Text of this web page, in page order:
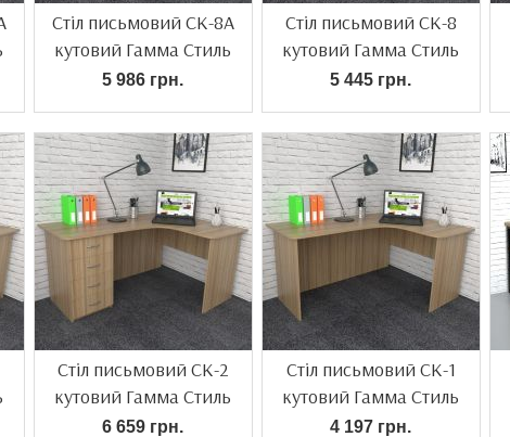
Стіл письмовий СК-8А
кутовий Гамма Стиль
5 986 грн.
Стіл письмовий СК-8
кутовий Гамма Стиль
5 445 грн.
Стіл письмовий СК-2
кутовий Гамма Стиль
6 659 грн.
Стіл письмовий СК-1
кутовий Гамма Стиль
4 197 грн.